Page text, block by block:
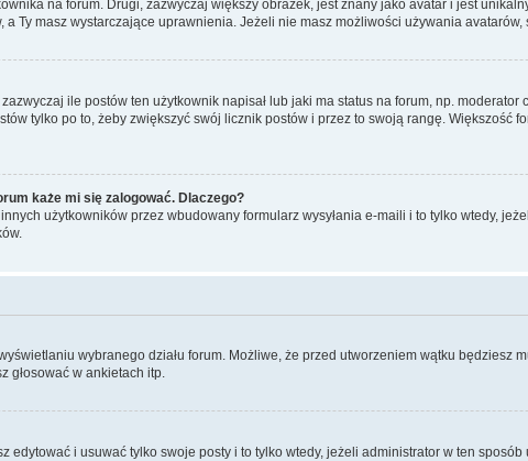
na forum. Drugi, zazwyczaj większy obrazek, jest znany jako avatar i jest
a Ty masz wystarczające uprawnienia. Jeżeli nie masz możliwości używania
ile postów ten użytkownik napisał lub jaki ma status na forum, np.
tylko po to, żeby zwiększyć swój licznik postów i przez to swoją rangę. Większość
każe mi się zalogować. Dlaczego?
użytkowników przez wbudowany formularz wysyłania e-maili i to tylko wtedy,
wybranego działu forum. Możliwe, że przed utworzeniem wątku będziesz
głosować w ankietach itp.
i usuwać tylko swoje posty i to tylko wtedy, jeżeli administrator w ten